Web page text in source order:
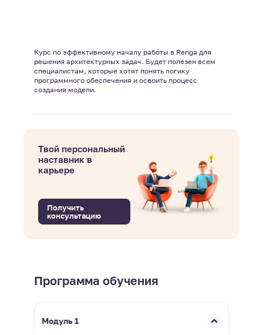
Курс по эффективному началу работы в Renga для
решения архитектурных задач. Будет полезен всем
специалистам, которые хотят понять логику
программного обеспечения и освоить процесс
создания модели.
Твой персональный
наставник в
карьере
Получить
консультацию
Программа обучения
Модуль 1